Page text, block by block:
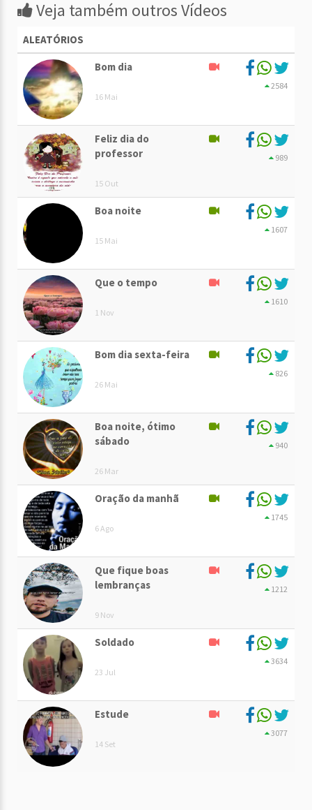
Veja também outros Vídeos
ALEATÓRIOS
Bom dia
16 Mai
2584
Feliz dia do
professor
15 Out
989
Boa noite
15 Mai
1607
Que o tempo
1 Nov
1610
Bom dia sexta-feira
26 Mai
826
Boa noite, ótimo
sábado
26 Mar
940
Oração da manhã
6 Ago
1745
Que fique boas
lembranças
9 Nov
1212
Soldado
23 Jul
3634
Estude
14 Set
3077